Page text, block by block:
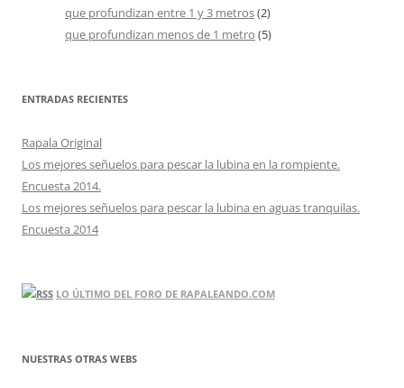
que profundizan entre 1 y 3 metros(2)
que profundizan menos de 1 metro (5)
ENTRADAS RECIENTES
Rapala Original
Los mejores señuelos para pescar la lubina en la rompiente.
Encuesta 2014.
Los mejores señuelos para pescar la lubina en aguas tranquilas.
Encuesta 2014
LO ÚLTIMO DEL FORO DE RAPALEANDO.COM
NUESTRAS OTRAS WEBS